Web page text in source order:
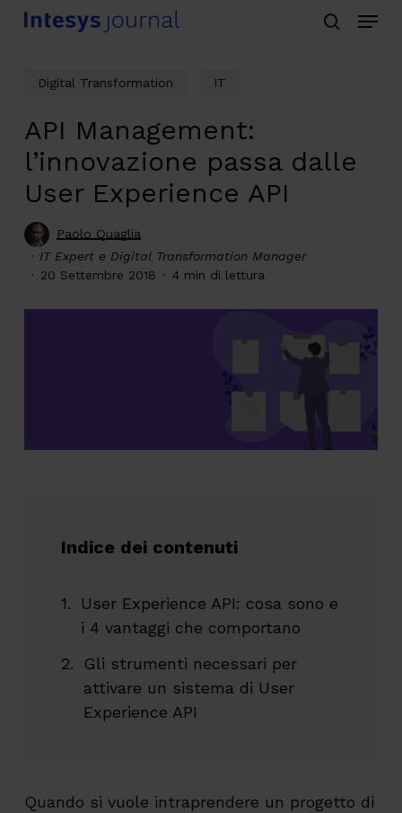
Skip
Menu
Digital Transformation IT
API Management:
l’innovazione passa dalle
User Experience API
Paolo Quaglia
IT Expert e Digital Transformation Manager
20 Settembre 2018
4 min di lettura
Indice dei contenuti
User Experience API: cosa sono e
i 4 vantaggi che comportano
Gli strumenti necessari per
attivare un sistema di User
Experience API
Quando si vuole intraprendere un progetto di